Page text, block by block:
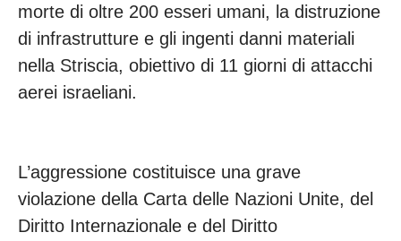
morte di oltre 200 esseri umani, la distruzione
di infrastrutture e gli ingenti danni materiali
nella Striscia, obiettivo di 11 giorni di attacchi
aerei israeliani.
L’aggressione costituisce una grave
violazione della Carta delle Nazioni Unite, del
Diritto Internazionale e del Diritto